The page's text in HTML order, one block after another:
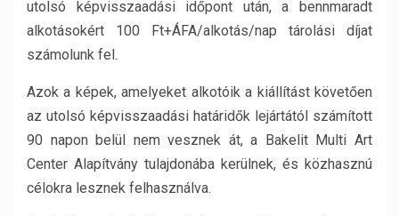
utolsó képvisszaadási időpont után, a bennmaradt
alkotásokért 100 Ft+ÁFA/alkotás/nap tárolási díjat
számolunk fel.
Azok a képek, amelyeket alkotóik a kiállítást követően
az utolsó képvisszaadási határidők lejártától számított
90 napon belül nem vesznek át, a Bakelit Multi Art
Center Alapítvány tulajdonába kerülnek, és közhasznú
célokra lesznek felhasználva.